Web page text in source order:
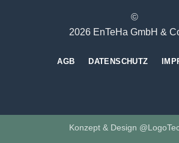
©
2026 EnTeHa GmbH &
AGB DATENSCHUTZ
Konzept & Design